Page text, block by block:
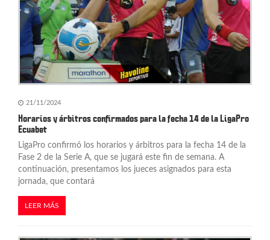
e
n
t
r
d
a
s
21/11/2024
Horarios y árbitros confirmados para la fecha 14 de la LigaPro
Ecuabet
LigaPro confirmó los horarios y árbitros para la fecha 14 de la
Fase 2 de la Serie A, que se jugará este fin de semana. A
continuación, presentamos los jueces asignados para esta
jornada, que contará
LEER MÁS